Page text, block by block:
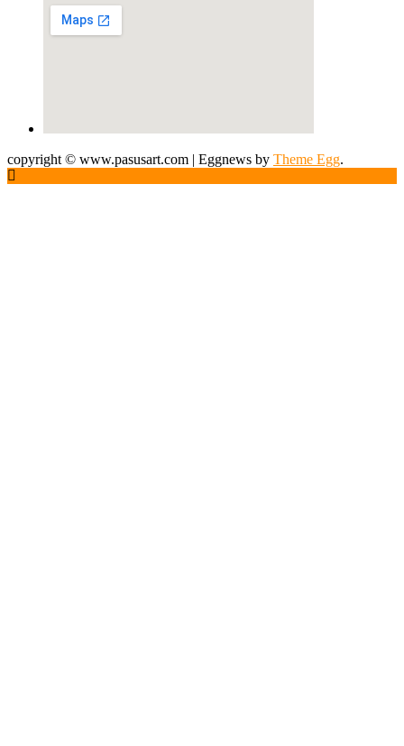
copyright © www.pasusart.com | Eggnews by Theme Egg.